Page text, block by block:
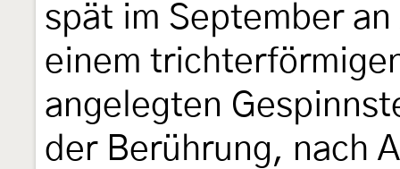
spät im September an
einem
angelegten
der Berührung, nach